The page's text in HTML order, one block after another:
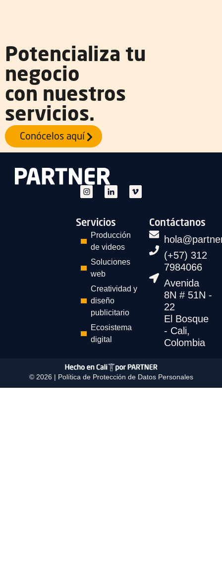
Potencializa tu
negocio
con nuestros
servicios.
Conócelos aquí
Servicios
Producción
de videos
Soluciones
web
Creatividad y
diseño
publicitario
Ecosistema
digital
Contáctanos
(+57) 312
7984066
Avenida
8N # 51N -
22
El Bosque
- Cali,
Colombia
© 2026 | Política de Protección de Datos Personales